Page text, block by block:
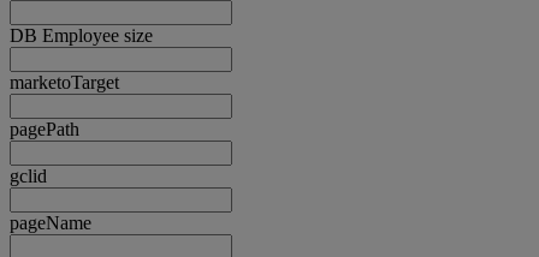
DB Employee size
marketoTarget
pagePath
gclid
pageName